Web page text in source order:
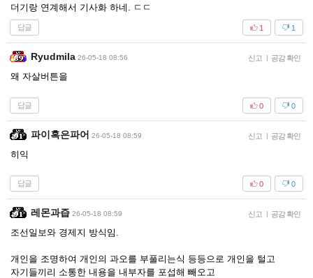
더기랑 연계해서 기사화 하네. ㄷㄷ
답글 1
1
Ryudmila 26-05-18 08:56 신고 | 공감 확인
왜 자살버튼을
답글 0
0
파이혹은파어 26-05-18 08:59 신고 | 공감 확인
히익
답글 0
0
레몬과즙 26-05-18 08:59 신고 | 공감 확인
조선일보와 경제지 방식임.
개인을 조명하여 개인의 과오를 부풀리는식 등등으로 개인을 털고
자기들끼리 소통한 내용을 내부자를 포섭해 빼오고